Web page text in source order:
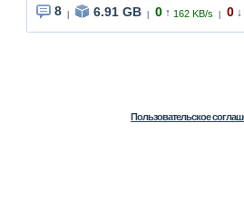
8 6.91 GB 0 ↑ 162 KB/s 0 ↓
Пользовательское